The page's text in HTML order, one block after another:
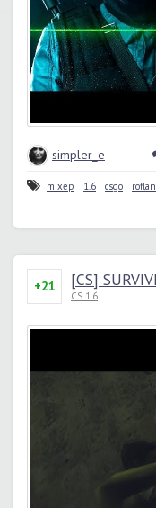
simpler_e
mixep 1.6 csgo
+21 [CS]
CS 1.6